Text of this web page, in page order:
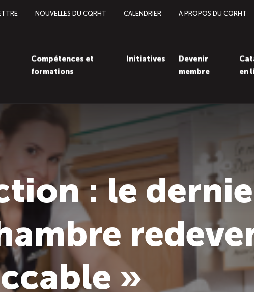
NOUVELLES DU CQRHT CALENDRIER À PROPOS DU CQRHT
Compétences et
formations
Initiatives
Devenir
membre
en
: le
»